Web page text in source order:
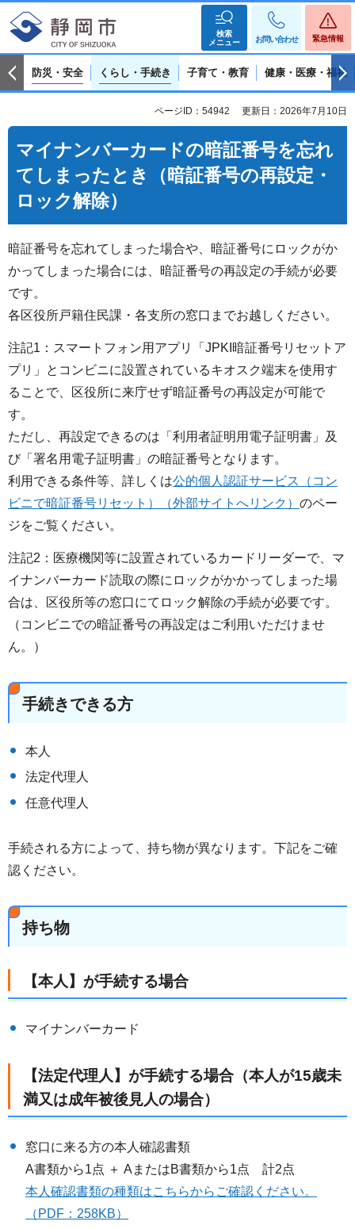
検索
メニュー
お問い合わせ 緊急情報
防災・安全 くらし・手続き 子育て・教育 健康・医療・福祉
ページID：54942 更新日：2026年7月10日
マイナンバーカードの暗証番号を忘れ
てしまったとき（暗証番号の再設定・
ロック解除）
暗証番号を忘れてしまった場合や、暗証番号にロックがか
かってしまった場合には、暗証番号の再設定の手続が必要
です。
各区役所戸籍住民課・各支所の窓口までお越しください。
注記1：スマートフォン用アプリ「JPKI暗証番号リセットア
プリ」とコンビニに設置されているキオスク端末を使用す
ることで、区役所に来庁せず暗証番号の再設定が可能で
す。
ただし、再設定できるのは「利用者証明用電子証明書」及
び「署名用電子証明書」の暗証番号となります。
利用できる条件等、詳しくは公的個人認証サービス（コン
ビニで暗証番号リセット）（外部サイトへリンク） のペー
ジをご覧ください。
注記2：医療機関等に設置されているカードリーダーで、マ
イナンバーカード読取の際にロックがかかってしまった場
合は、区役所等の窓口にてロック解除の手続が必要です。
（コンビニでの暗証番号の再設定はご利用いただけませ
ん。）
手続きできる方
本人
法定代理人
任意代理人
手続される方によって、持ち物が異なります。下記をご確
認ください。
持ち物
【本人】が手続する場合
マイナンバーカード
【法定代理人】が手続する場合（本人が15歳未
満又は成年被後見人の場合）
窓口に来る方の本人確認書類
A書類から1点 ＋ AまたはB書類から1点 計2点
本人確認書類の種類はこちらからご確認ください。
（PDF：258KB）